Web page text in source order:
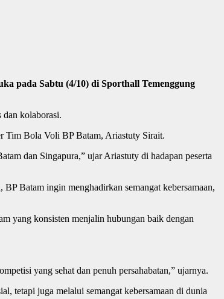
pada Sabtu (4/10) di Sporthall Temenggung
dan kolaborasi.
Tim Bola Voli BP Batam, Ariastuty Sirait.
dan Singapura,” ujar Ariastuty di hadapan peserta
Batam ingin menghadirkan semangat kebersamaan,
yang konsisten menjalin hubungan baik dengan
yang sehat dan penuh persahabatan,” ujarnya.
tetapi juga melalui semangat kebersamaan di dunia